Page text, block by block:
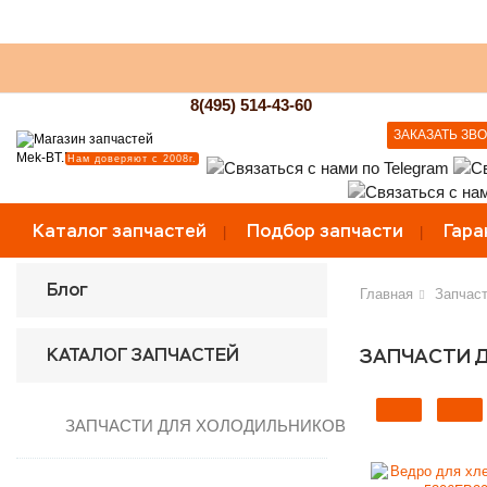
Нам доверяют с 2008г.
8(495) 514-43-60
ЗАКАЗАТЬ
Каталог запчастей Подбор запчасти
Блог
КАТАЛОГ ЗАПЧАСТЕЙ
ЗАПЧАСТИ ДЛЯ ХОЛОДИЛЬНИКОВ
Главная
ЗАПЧАСТИ